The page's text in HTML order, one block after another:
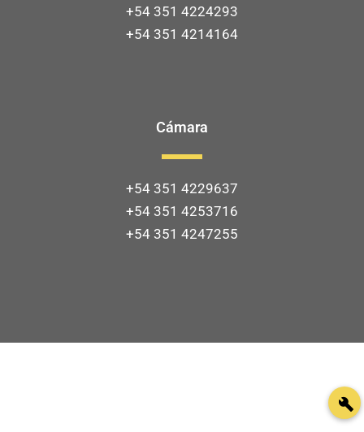
+54 351 4224293
+54 351 4214164
Cámara
+54 351 4229637
+54 351 4253716
+54 351 4247255